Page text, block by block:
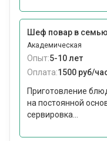
Шеф повар в семью
Академическая
Опыт:5-10 лет
Оплата:1500 руб/
Приготовление
на постоянной
сервировка...